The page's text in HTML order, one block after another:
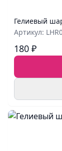
Гелиевый
Артикул:
180 ₽